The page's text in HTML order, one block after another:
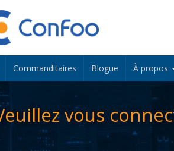
Commanditaires Blogue À propos
vous